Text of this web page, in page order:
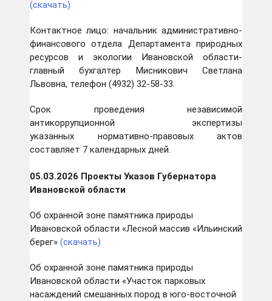
(скачать)
Контактное лицо: начальник административно-
финансового отдела Департамента природных
ресурсов и экологии Ивановской области-
главный бухгалтер Мисникович Светлана
Львовна, телефон (4932) 32-58-33.
Срок проведения независимой
антикоррупционной экспертизы
указанных нормативно-правовых актов
составляет 7 календарных дней.
05.03.2026 Проекты Указов Губернатора
Ивановской области
Об охранной зоне памятника природы
Ивановской области «Лесной массив «Ильинский
берег» (скачать)
Об охранной зоне памятника природы
Ивановской области «Участок парковых
насаждений смешанных пород в юго-восточной